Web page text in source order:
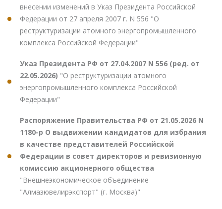
внесении изменений в Указ Президента Российской
Федерации от 27 апреля 2007 г. N 556 "О
реструктуризации атомного энергопромышленного
комплекса Российской Федерации"
Указ Президента РФ от 27.04.2007 N 556 (ред. от
22.05.2026) "О реструктуризации атомного
энергопромышленного комплекса Российской
Федерации"
Распоряжение Правительства РФ от 21.05.2026 N
1180-р О выдвижении кандидатов для избрания
в качестве представителей Российской
Федерации в совет директоров и ревизионную
комиссию акционерного общества
"Внешнеэкономическое объединение
"Алмазювелирэкспорт" (г. Москва)"